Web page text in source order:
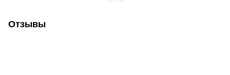
Отзывы